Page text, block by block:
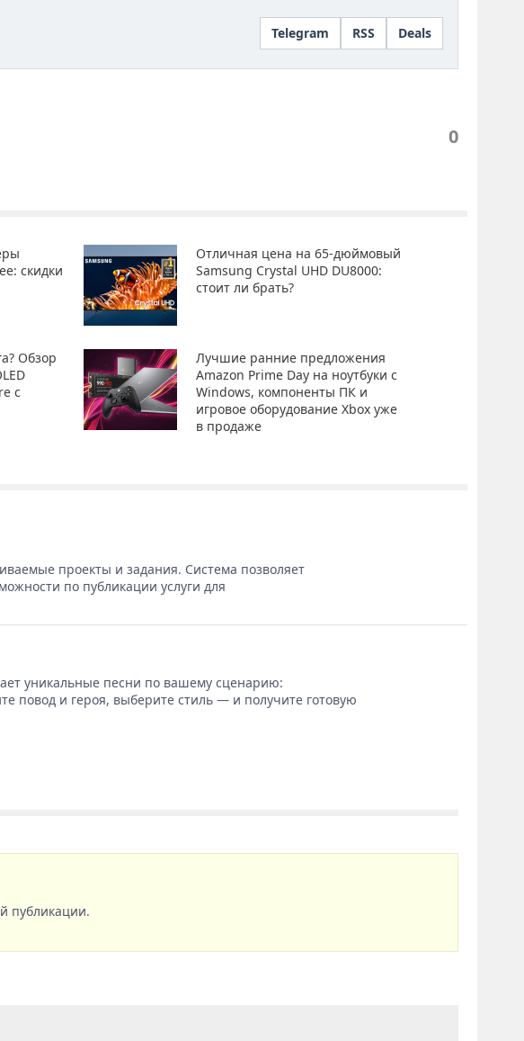
Telegram RSS Deals
0
скидки
Отличная цена на 65-дюймовый
Samsung Crystal UHD DU8000:
стоит ли брать?
Обзор
с
Лучшие ранние предложения
Amazon Prime Day на ноутбуки с
Windows, компоненты ПК и
игровое оборудование Xbox уже
в продаже
проекты и задания. Система позволяет
по публикации услуги для
уникальные песни по вашему сценарию:
повод и героя, выберите стиль — и получите готовую
публикации.